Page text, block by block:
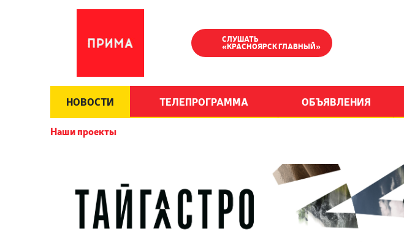
СЛУШАТЬ
«КРАСНОЯРСК ГЛАВНЫЙ»
НОВОСТИ ТЕЛЕПРОГРАММА ОБЪЯВЛЕНИЯ
Наши проекты